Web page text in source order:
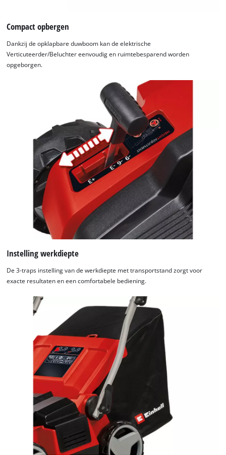
Compact opbergen
Dankzij de opklapbare duwboom kan de elektrische
Verticuteerder/Beluchter eenvoudig en ruimtebesparend worden
opgeborgen.
Instelling werkdiepte
De 3-traps instelling van de werkdiepte met transportstand zorgt voor
exacte resultaten en een comfortabele bediening.